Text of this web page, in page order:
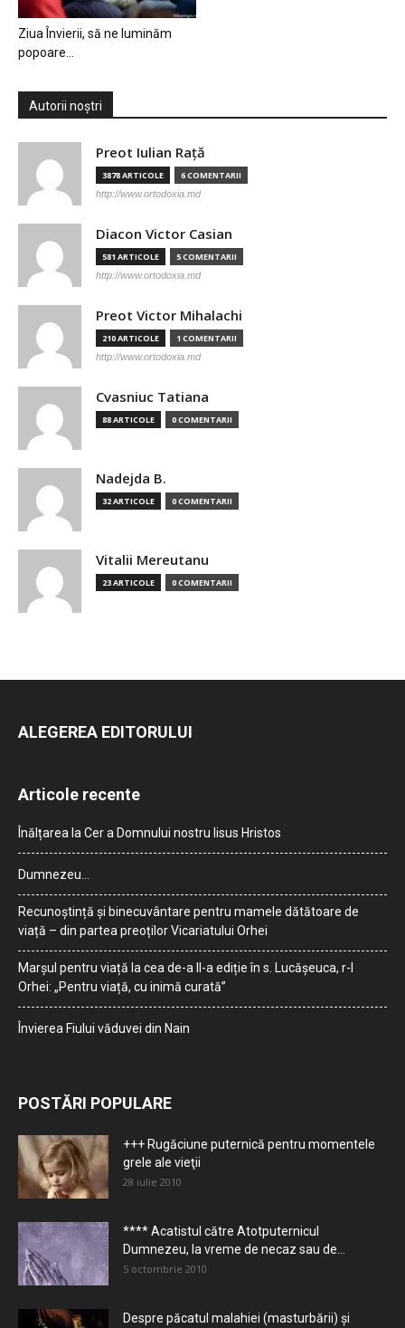
Ziua Învierii, să ne luminăm
popoare…
Autorii noștri
Preot Iulian Raţă
3878 ARTICOLE 6 COMENTARII
http://www.ortodoxia.md
Diacon Victor Casian
581 ARTICOLE 5 COMENTARII
http://www.ortodoxia.md
Preot Victor Mihalachi
210 ARTICOLE 1 COMENTARII
http://www.ortodoxia.md
Cvasniuc Tatiana
88 ARTICOLE 0 COMENTARII
Nadejda B.
32 ARTICOLE 0 COMENTARII
Vitalii Mereutanu
23 ARTICOLE 0 COMENTARII
ALEGEREA EDITORULUI
Articole recente
Înălțarea la Cer a Domnului nostru Iisus Hristos
Dumnezeu…
Recunoștință și binecuvântare pentru mamele dătătoare de
viață – din partea preoților Vicariatului Orhei
Marșul pentru viață la cea de-a II-a ediție în s. Lucășeuca, r-l
Orhei: „Pentru viață, cu inimă curată”
Învierea Fiului văduvei din Nain
POSTĂRI POPULARE
+++ Rugăciune puternică pentru momentele
grele ale vieţii
28 iulie 2010
**** Acatistul către Atotputernicul
Dumnezeu, la vreme de necaz sau de...
5 octombrie 2010
Despre păcatul malahiei (masturbării) şi